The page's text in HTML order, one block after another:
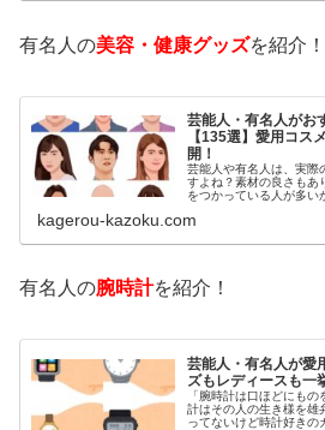
有名人の美容・健康グッズを紹介！
芸能人・有名人がお
【135選】愛用コス
開！
芸能人や有名人は、実際
すよね？素材の良さもあ
をつかっている人が多い
いるのでしょうか？今回
kagerou-kazoku.com
有名人の腕時計を紹介！
芸能人・有名人が愛
ズもレディースも一
「腕時計は口ほどにも
計はその人の生き様を雄
ってないけど時計好きの